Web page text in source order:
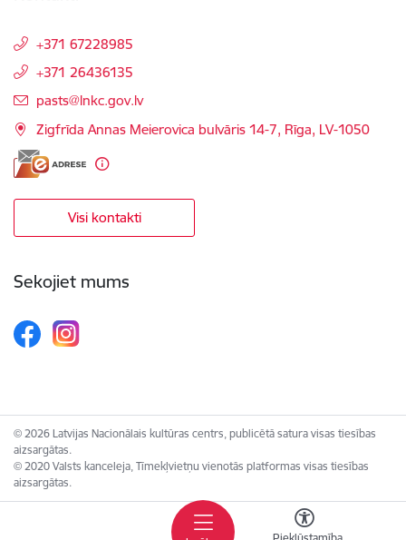
Piekļūstamība
+371 67228985
+371 26436135
E-pasts:
pasts@lnkc.gov.lv
Zigfrīda Annas Meierovica bulvāris 14-7, Rīga, LV-1050
Visi kontakti
Sekojiet mums
© 2026 Latvijas Nacionālais kultūras centrs, publicētā satura visas tiesības
aizsargātas.
© 2020 Valsts kanceleja, Tīmekļvietņu vienotās platformas visas tiesības
aizsargātas.